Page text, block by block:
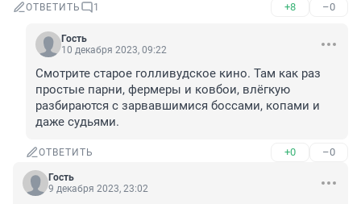
ОТВЕТИТЬ 1 +8 –0
Гость
10 декабря 2023, 09:22
Смотрите старое голливудское кино. Там как раз
простые парни, фермеры и ковбои, влёгкую
разбираются с зарвавшимися боссами, копами и
даже судьями.
ОТВЕТИТЬ +0 –0
Гость
9 декабря 2023, 23:02